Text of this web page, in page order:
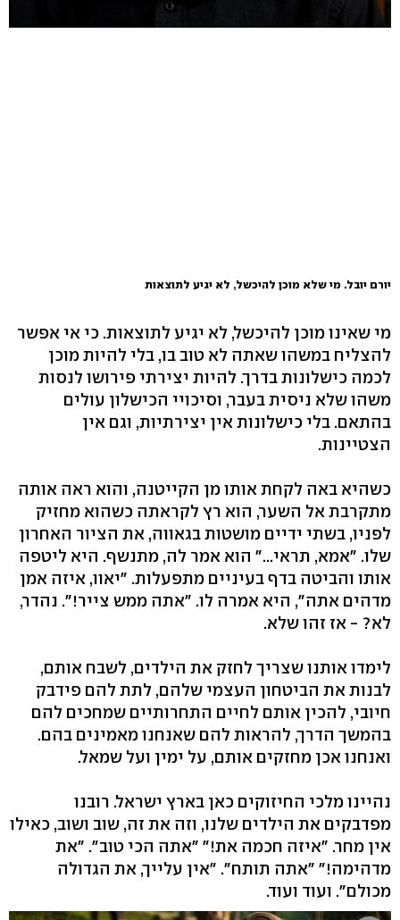
יורם יובל. מי שלא מוכן להיכשל, לא יגיע לתוצאות
מי שאינו מוכן להיכשל, לא יגיע לתוצאות. כי אי אפשר
להצליח במשהו שאתה לא טוב בו, בלי להיות מוכן
לכמה כישלונות בדרך. להיות יצירתי פירושו לנסות
משהו שלא ניסית בעבר, וסיכויי הכישלון עולים
בהתאם. בלי כישלונות אין יצירתיות, וגם אין
הצטיינות.
כשהיא באה לקחת אותו מן הקייטנה, והוא ראה אותה
מתקרבת אל השער, הוא רץ לקראתה כשהוא מחזיק
לפניו, בשתי ידיים מושטות בגאווה, את הציור האחרון
שלו. "אמא, תראי..." הוא אמר לה, מתנשף. היא ליטפה
אותו והביטה בדף בעיניים מתפעלות. "יאוו, איזה אמן
מדהים אתה", היא אמרה לו. "אתה ממש צייר!". נהדר,
לא? - אז זהו שלא.
לימדו אותנו שצריך לחזק את הילדים, לשבח אותם,
לבנות את הביטחון העצמי שלהם, לתת להם פידבק
חיובי, להכין אותם לחיים התחרותיים שמחכים להם
בהמשך הדרך, להראות להם שאנחנו מאמינים בהם.
ואנחנו אכן מחזקים אותם, על ימין ועל שמאל.
נהיינו מלכי החיזוקים כאן בארץ ישראל. רובנו
מפדבקים את הילדים שלנו, וזה את זה, שוב ושוב, כאילו
אין מחר. "איזה חכמה את!" "אתה הכי טוב". "את
מדהימה!" "אתה תותח". "אין עלייך, את הגדולה
מכולם". ועוד ועוד.